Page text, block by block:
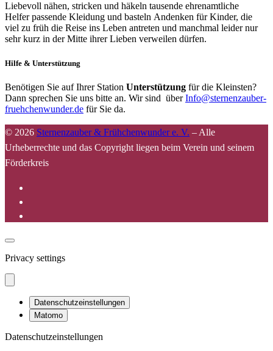
Liebevoll nähen, stricken und häkeln tausende ehrenamtliche
Helfer passende Kleidung und basteln Andenken für Kinder, die
viel zu früh die Reise ins Leben antreten und manchmal leider nur
sehr kurz in der Mitte ihrer Lieben verweilen dürfen.
Hilfe & Unterstützung
Benötigen Sie auf Ihrer Station Unterstützung für die Kleinsten?
Dann sprechen Sie uns bitte an. Wir sind überInfo@sternenzauber-
fruehchenwunder.de für Sie da.
© 2026 Sternenzauber & Frühchenwunder e. V. – Alle
Urheberrechte und das Copyright liegen beim Verein und seinem
Förderkreis
Privacy settings
Datenschutzeinstellungen
Matomo
Datenschutzeinstellungen